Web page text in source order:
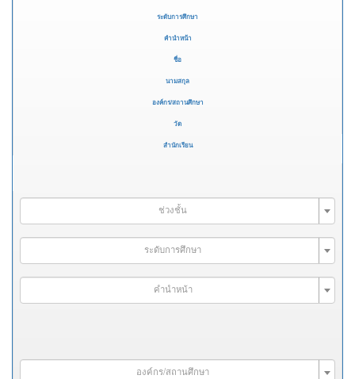
ระดับการศึกษา
คำนำหน้า
ชื่อ
นามสกุล
องค์กร/สถานศึกษา
วัด
สำนักเรียน
ช่วงชั้น
ระดับการศึกษา
คำนำหน้า
องค์กร/สถานศึกษา